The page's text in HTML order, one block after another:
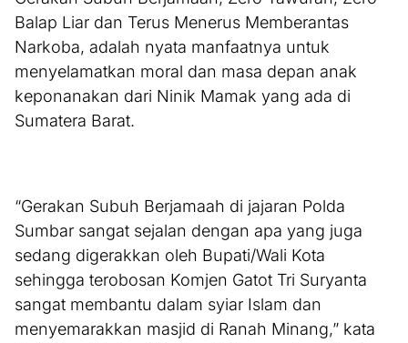
Balap Liar dan Terus Menerus Memberantas
Narkoba, adalah nyata manfaatnya untuk
menyelamatkan moral dan masa depan anak
keponanakan dari Ninik Mamak yang ada di
Sumatera Barat.
“Gerakan Subuh Berjamaah di jajaran Polda
Sumbar sangat sejalan dengan apa yang juga
sedang digerakkan oleh Bupati/Wali Kota
sehingga terobosan Komjen Gatot Tri Suryanta
sangat membantu dalam syiar Islam dan
menyemarakkan masjid di Ranah Minang,” kata